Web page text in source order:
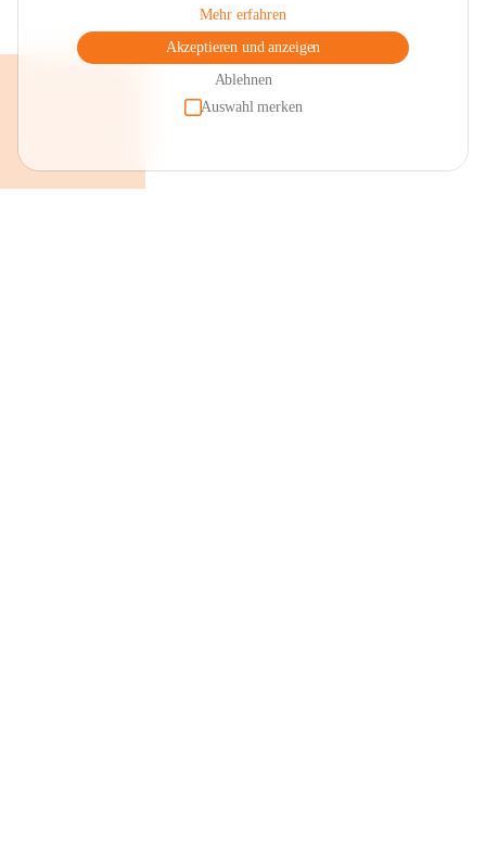
Mehr erfahren
Akzeptieren und anzeigen
Ablehnen
Auswahl merken